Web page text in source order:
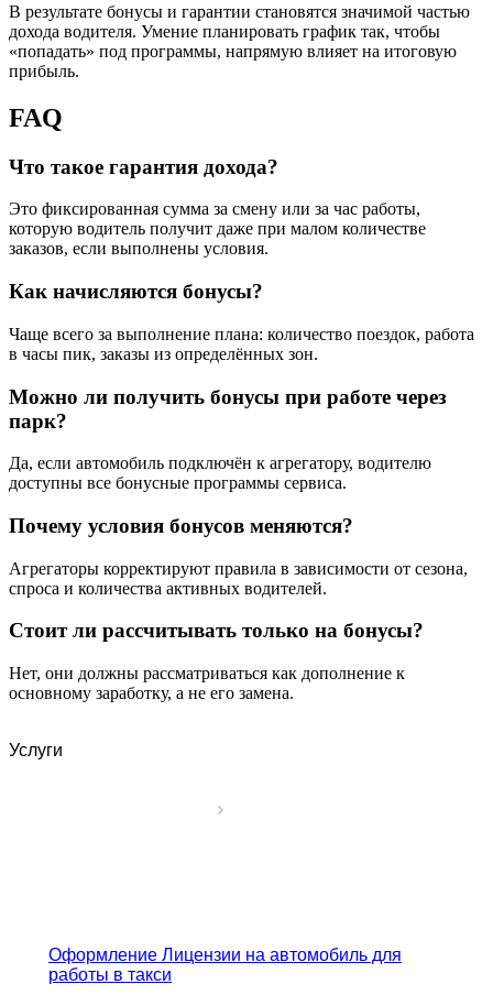
В результате бонусы и гарантии становятся значимой частью
дохода водителя. Умение планировать график так, чтобы
«попадать» под программы, напрямую влияет на итоговую
прибыль.
FAQ
Что такое гарантия дохода?
Это фиксированная сумма за смену или за час работы,
которую водитель получит даже при малом количестве
заказов, если выполнены условия.
Как начисляются бонусы?
Чаще всего за выполнение плана: количество поездок, работа
в часы пик, заказы из определённых зон.
Можно ли получить бонусы при работе через
парк?
Да, если автомобиль подключён к агрегатору, водителю
доступны все бонусные программы сервиса.
Почему условия бонусов меняются?
Агрегаторы корректируют правила в зависимости от сезона,
спроса и количества активных водителей.
Стоит ли рассчитывать только на бонусы?
Нет, они должны рассматриваться как дополнение к
основному заработку, а не его замена.
Услуги
Оформление Лицензии на автомобиль для
работы в такси